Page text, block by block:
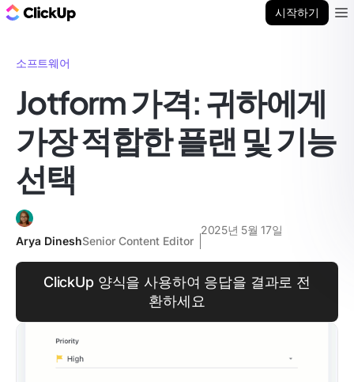
시작하기
소프트웨어
Jotform 가격: 귀하에게
가장 적합한 플랜 및 기능
선택
Arya DineshSenior Content Editor
2025년 5월 17일
ClickUp 양식을 사용하여 응답을 결과로 전
환하세요